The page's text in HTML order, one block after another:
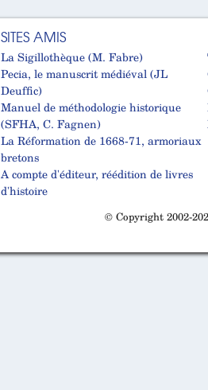
SITES AMIS
La Sigillothèque (M. Fabre)
Pecia, le manuscrit médiéval (JL
Deuffic)
Manuel de méthodologie historique
(SFHA, C. Fagnen)
La Réformation de 1668-71, armoriaux
bretons
A compte d'éditeur, réédition de livres
d'histoire
© Copyright 2002-